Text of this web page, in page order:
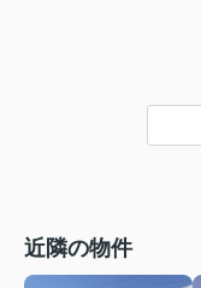
近隣の物件